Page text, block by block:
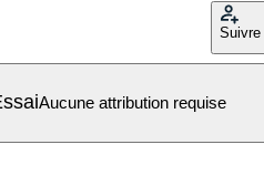
Suivre
Aucune attribution requise